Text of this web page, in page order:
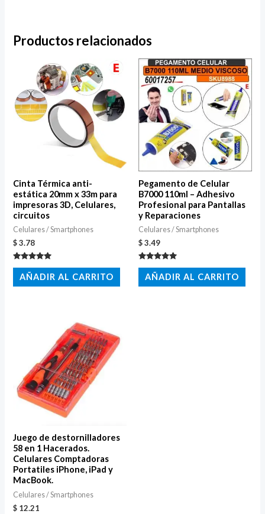
Productos relacionados
Cinta Térmica anti-
estática 20mm x 33m para
impresoras 3D, Celulares,
circuitos
Celulares / Smartphones
$3.78
Valorado
con
5.00
de 5
AÑADIR AL CARRITO
Pegamento de Celular
B7000 110ml – Adhesivo
Profesional para Pantallas
y Reparaciones
Celulares / Smartphones
$3.49
Valorado
con
5.00
de 5
AÑADIR AL CARRITO
Juego de destornilladores
58 en 1 Hacerados.
Celulares Comptadoras
Portatiles iPhone, iPad y
MacBook.
Celulares / Smartphones
$ 12.21